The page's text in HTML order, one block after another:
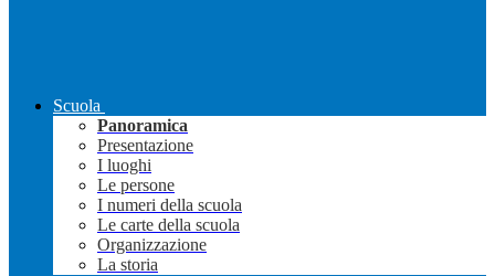
Scuola
Panoramica
Presentazione
I luoghi
Le persone
I numeri della scuola
Le carte della scuola
Organizzazione
La storia